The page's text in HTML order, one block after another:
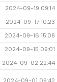
2024-09-19 09:14
2024-09-17 10:23
2024-09-16 15:08
2024-09-15 09:01
2024-09-02 22:44